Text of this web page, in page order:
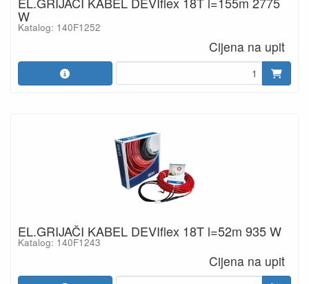
W
Katalog: 140F1252
Cijena na upit
EL.GRIJAČI KABEL DEVIflex 18T l=52m 935 W
Katalog: 140F1243
Cijena na upit